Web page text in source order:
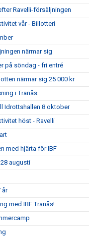
Ravelli-försäljningen
vår - Billotteri
närmar sig
på söndag - fri entré
närmar sig 25 000 kr
i Tranås
Idrottshallen 8 oktober
höst - Ravelli
med hjärta för IBF
augusti
år
med IBF Tranås!